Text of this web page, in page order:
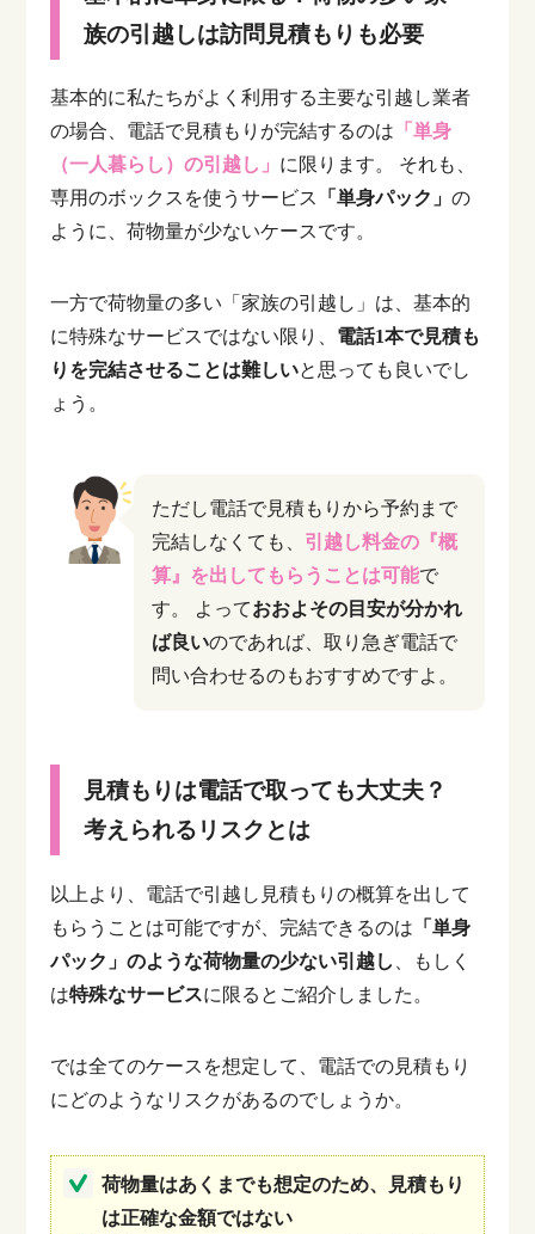
族の引越しは訪問見積もりも必要
基本的に私たちがよく利用する主要な引越し業者
の場合、電話で見積もりが完結するのは 「単身
（一人暮らし）の引越し」 に限ります。
それも、
専用のボックスを使うサービス
「単身パック」の
ように、荷物量が少ないケースです。
一方で荷物量の多い「家族の引越し」は、基本的
に特殊なサービスではない限り、 電話1本で見積も
りを完結させることは難しいと思っても良いでし
ょう。
ただし電話で見積もりから予約まで
完結しなくても、 引越し料金の『概
算』を出してもらうことは可能で
す。
よっておおよその目安が分かれ
ば良いのであれば、取り急ぎ電話で
問い合わせるのもおすすめですよ。
見積もりは電話で取っても大丈夫？
考えられるリスクとは
以上より、電話で引越し見積もりの概算を出して
もらうことは可能ですが、完結できるのは 「単身
パック」のような荷物量の少ない引越し
、もしく
は特殊なサービスに限るとご紹介しました。
では全てのケースを想定して、電話での見積もり
にどのようなリスクがあるのでしょうか。
荷物量はあくまでも想定のため、見積もり
は正確な金額ではない